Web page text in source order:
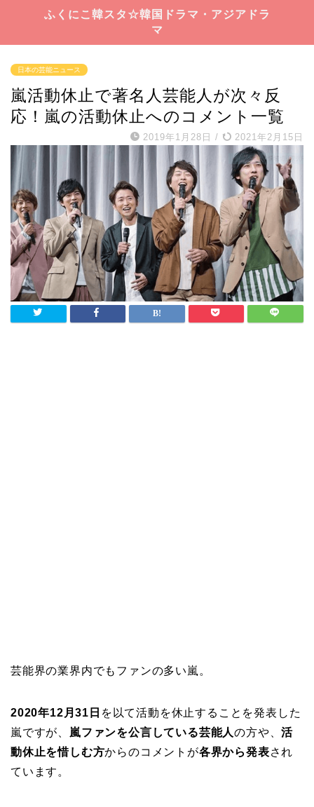
ふくにこ韓スタ☆韓国ドラマ・アジアドラ
マ
日本の芸能ニュース
嵐活動休止で著名人芸能人が次々反
応！嵐の活動休止へのコメント一覧
2019年1月28日 / 2021年2月15日
芸能界の業界内でもファンの多い嵐。
2020年12月31日 を以て活動を休止することを発表した
嵐ですが、
嵐ファンを公言している芸能人の方や、活
動休止を惜しむ方からのコメントが各界から発表され
ています。